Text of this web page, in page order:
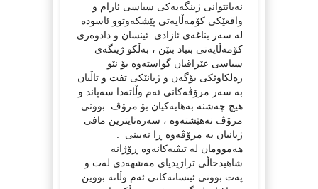
نه‌یانتوانی ژینگه‌یه‌كی سیاسی ئارام و
واقعێكی كۆمه‌ڵایه‌تی پێشكه‌وتوو ئاسوده‌
له‌ سه‌ر بناغه‌ی ئازادی ئینسان و دادوه‌ری
كۆمه‌ڵایه‌تی بنیاد بنێن ، به‌ڵكو ژینگه‌ی
سیاسی عێراقیان گواسته‌وه‌ بۆ نێو
زه‌لكاوێكی بۆگه‌ن و ژیانێكی تفت و تاڵیان
به‌ سه‌ر مرۆڤه‌كانی ئه‌م وڵاته‌دا سه‌پاند و
هیچ چه‌شنه‌ به‌هایه‌كیان بۆ مرۆڤ بوونی
مرۆڤ نه‌هێشته‌وه‌ ، سه‌ره‌تایترین مافی
ژیانیان به‌ مرۆڤه‌وه‌ ڕا نه‌بینی .
هه‌موومان له‌ تیڤیه‌كانه‌وه‌ ڕۆژانه‌
شاهیدحاڵی تراژیدیای مه‌شهه‌دی له‌ت و
په‌ت بوونی ئینسانه‌كانی ئه‌م وڵاته‌ بووین .